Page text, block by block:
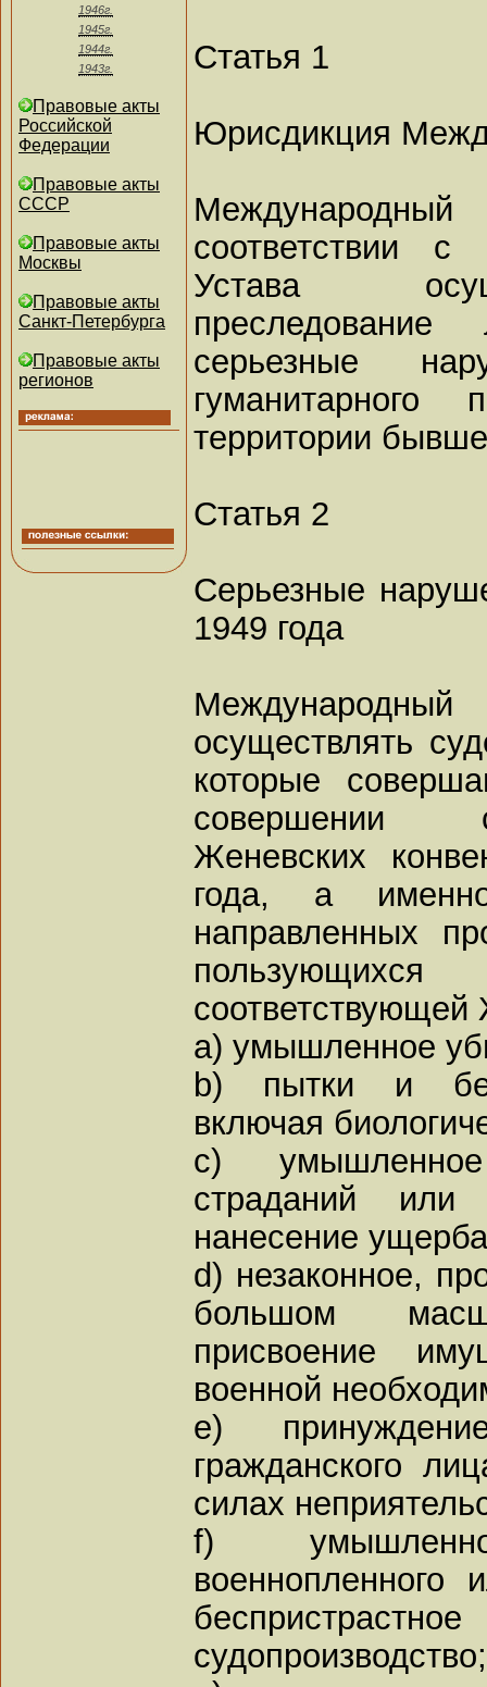
1946г.
1945г.
1944г.
1943г.
Правовые акты
Российской
Федерации
Правовые акты
СССР
Правовые акты
Москвы
Правовые акты
Санкт-Петербурга
Правовые акты
регионов
Статья 1
Юрисдикция
соответствии с
Устава
серьезные
территории
Статья 2
Серьезные
1949 года
осуществлять
которые
совершении
Женевских
года, а
направленных
соответствующей
a) умышленное
b) пытки и
включая
c)
страданий или
нанесение
d) незаконное,
большом
присвоение
военной
e)
гражданского
силах
f)
военнопленного
судопроизводство;